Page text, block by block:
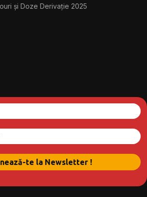
și Doze Derivație 2025